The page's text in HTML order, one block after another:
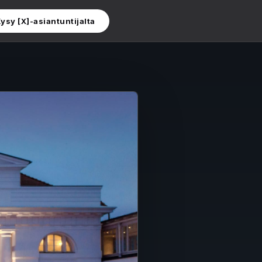
[X]-asiantuntijalta